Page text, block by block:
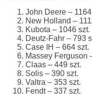
John Deere –
New Holland –
Kubota – 1046 szt.
Deutz-Fahr – 793
Case IH – 664 szt.
Massey Ferguson
Claas – 449 szt.
Solis – 390 szt.
Valtra – 353 szt.
Fendt – 337 szt.